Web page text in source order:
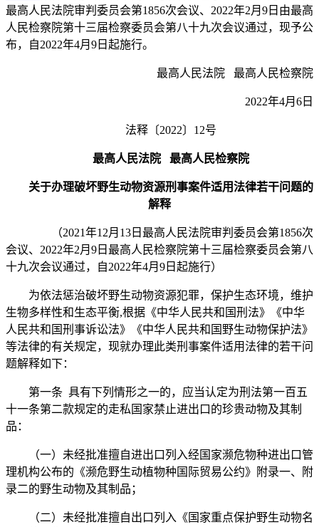
最高人民法院审判委员会第1856次会议、2022年2月9日由最高
人民检察院第十三届检察委员会第八十九次会议通过，现予公
布，自2022年4月9日起施行。
最高人民法院 最高人民检察院
2022年4月6日
法释〔2022〕12号
最高人民法院 最高人民检察院
关于办理破坏野生动物资源刑事案件适用法律若干问题的
解释
（2021年12月13日最高人民法院审判委员会第1856次
会议、2022年2月9日最高人民检察院第十三届检察委员会第八
十九次会议通过，自2022年4月9日起施行）
为依法惩治破坏野生动物资源犯罪，保护生态环境，维护
生物多样性和生态平衡,根据《中华人民共和国刑法》《中华
人民共和国刑事诉讼法》《中华人民共和国野生动物保护法》
等法律的有关规定，现就办理此类刑事案件适用法律的若干问
题解释如下：
第一条 具有下列情形之一的，应当认定为刑法第一百五
十一条第二款规定的走私国家禁止进出口的珍贵动物及其制
品：
（一）未经批准擅自进出口列入经国家濒危物种进出口管
理机构公布的《濒危野生动植物种国际贸易公约》附录一、附
录二的野生动物及其制品；
（二）未经批准擅自出口列入《国家重点保护野生动物名